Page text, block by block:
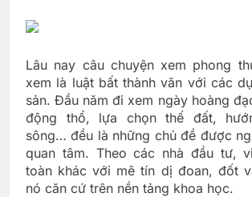
Lâu nay câu chuyện xem phong
xem là luật bất thành văn với các
sản. Đầu năm đi xem ngày hoàng
động thổ, lựa chọn thế đất,
sông… đều là những chủ đề được
quan tâm. Theo các nhà đầu tư,
toàn khác với mê tín dị đoan, đốt
nó căn cứ trên nền tảng khoa học.